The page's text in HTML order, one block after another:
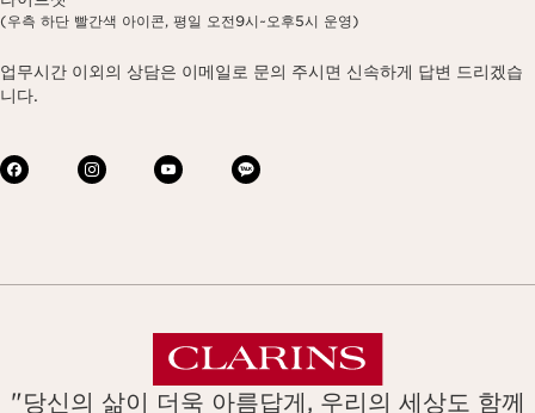
(우측 하단 빨간색 아이콘, 평일 오전9시~오후5시 운영)
업무시간 이외의 상담은 이메일로 문의 주시면 신속하게 답변 드리겠습
니다.
"당신의 삶이 더욱 아름답게, 우리의 세상도 함께